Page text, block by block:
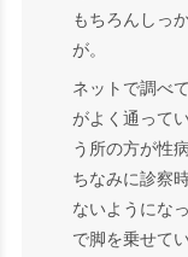
もちろんしっ
が。
ネットで調べ
がよく通って
う所の方が性
ちなみに診察
ないようにな
で脚を乗せて